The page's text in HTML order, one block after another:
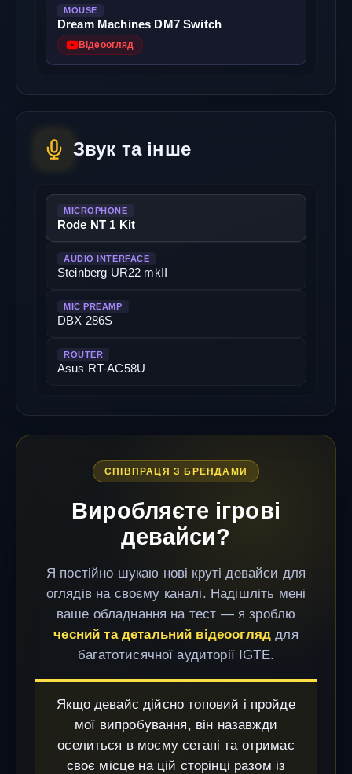
MOUSE
Dream Machines DM7 Switch
Відеоогляд
Звук та інше
MICROPHONE
Rode NT 1 Kit
AUDIO INTERFACE
Steinberg UR22 mkII
MIC PREAMP
DBX 286S
ROUTER
Asus RT-AC58U
СПІВПРАЦЯ З БРЕНДАМИ
Виробляєте ігрові
девайси?
Я постійно шукаю нові круті девайси для
оглядів на своєму каналі. Надішліть мені
ваше обладнання на тест — я зроблю
чесний та детальний відеоогляд для
багатотисячної аудиторії IGTE.
Якщо девайс дійсно топовий і пройде
мої випробування, він назавжди
оселиться в моєму сетапі та отримає
своє місце на цій сторінці разом із